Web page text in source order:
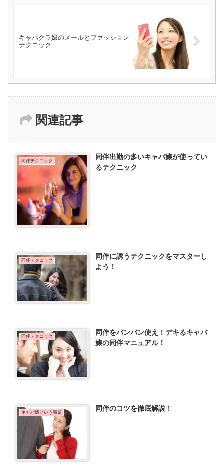
キャバクラ嬢のメールとファッション
テクニック
関連記事
同伴テクニック
同伴出勤の多いキャバ嬢が使ってい
るテクニック
同伴テクニック
同伴に誘うテクニックをマスターし
よう！
同伴テクニック
同伴をバンバン使え！デキるキャバ
嬢の同伴マニュアル！
キャバ嬢という職業 同伴のコツを徹底解説！